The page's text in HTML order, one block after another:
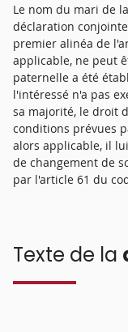
Le nom du mari de
déclaration
premier alinéa de
applicable, ne peut
paternelle a été
l'intéressé n'a pas
sa majorité, le droit
conditions prévues
alors applicable, il
de changement de
par l'article 61 du
Texte de la